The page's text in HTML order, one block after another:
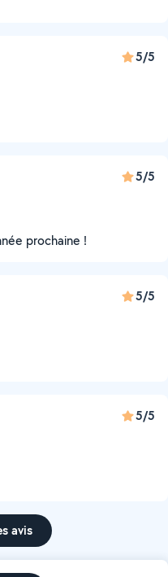
5/5
5/5
prochaine !
5/5
5/5
avis